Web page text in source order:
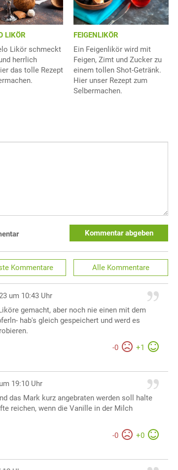
LIKÖR
Likör schmeckt
herrlich
das tolle Rezept
FEIGENLIKÖR
Ein Feigenlikör wird mit
Feigen, Zimt und Zucker zu
einem tollen Shot-Getränk.
Hier unser Rezept zum
Selbermachen.
Kommentar abgeben
Kommentare Alle Kommentare
um 10:43 Uhr
gemacht, aber noch nie einen mit dem
hab's gleich gespeichert und werd es
-0 +1
19:10 Uhr
das Mark kurz angebraten werden soll halte
reichen, wenn die Vanille in der Milch
-0 +0